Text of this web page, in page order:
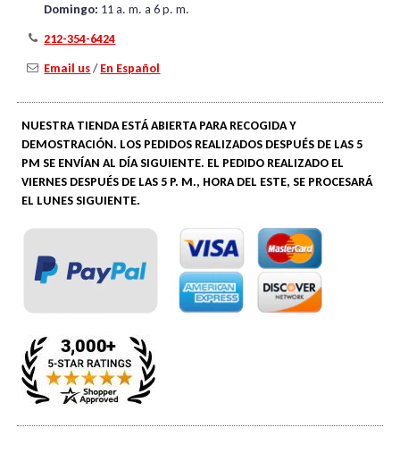
Domingo: 11 a. m. a 6 p. m.
212-354-6424
Email us /En Español
NUESTRA TIENDA ESTÁ ABIERTA PARA RECOGIDA Y
DEMOSTRACIÓN. LOS PEDIDOS REALIZADOS DESPUÉS DE LAS 5
PM SE ENVÍAN AL DÍA SIGUIENTE. EL PEDIDO REALIZADO EL
VIERNES DESPUÉS DE LAS 5 P. M., HORA DEL ESTE, SE PROCESARÁ
EL LUNES SIGUIENTE.